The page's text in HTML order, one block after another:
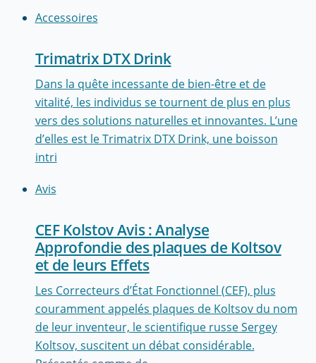
Accessoires
Trimatrix DTX Drink
Dans la quête incessante de bien-être et de
vitalité, les individus se tournent de plus en plus
vers des solutions naturelles et innovantes. L’une
d’elles est le Trimatrix DTX Drink, une boisson
intri
Avis
CEF Kolstov Avis : Analyse
Approfondie des plaques de Koltsov
et de leurs Effets
Les Correcteurs d’État Fonctionnel (CEF), plus
couramment appelés plaques de Koltsov du nom
de leur inventeur, le scientifique russe Sergey
Koltsov, suscitent un débat considérable.